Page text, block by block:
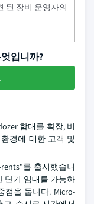
된 장비 운영자의
입니까?
함대를 확장, 비
경에 대한 고객 및
를 출시했습니
단기 임대를 가능하
점을 둡니다. Micro-